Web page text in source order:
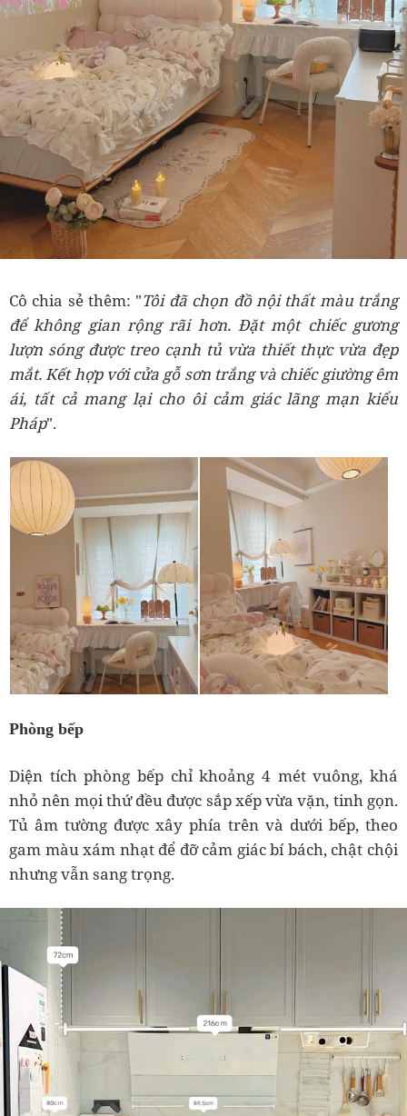
Cô chia sẻ thêm: "Tôi đã chọn đồ nội thất màu trắng
để không gian rộng rãi hơn. Đặt một chiếc gương
lượn sóng được treo cạnh tủ vừa thiết thực vừa đẹp
mắt. Kết hợp với cửa gỗ sơn trắng và chiếc giường êm
ái, tất cả mang lại cho ôi cảm giác lãng mạn kiểu
Pháp".
Phòng bếp
Diện tích phòng bếp chỉ khoảng 4 mét vuông, khá
nhỏ nên mọi thứ đều được sắp xếp vừa vặn, tinh gọn.
Tủ âm tường được xây phía trên và dưới bếp, theo
gam màu xám nhạt để đỡ cảm giác bí bách, chật chội
nhưng vẫn sang trọng.